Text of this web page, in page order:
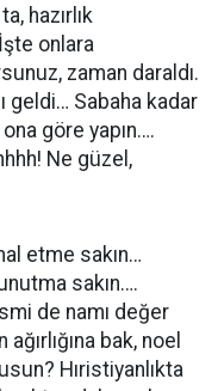
hazırlık
onlara
zaman daraldı.
geldi… Sabaha kadar
ona göre yapın….
Ne güzel,
etme sakın…
sakın….
de namı değer
bak, noel
Hıristiyanlıkta